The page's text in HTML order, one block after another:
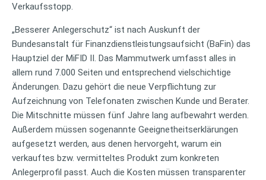
Verkaufsstopp.
„Besserer Anlegerschutz“ ist nach Auskunft der
Bundesanstalt für Finanzdienstleistungsaufsicht (BaFin) das
Hauptziel der MiFID II. Das Mammutwerk umfasst alles in
allem rund 7.000 Seiten und entsprechend vielschichtige
Änderungen. Dazu gehört die neue Verpflichtung zur
Aufzeichnung von Telefonaten zwischen Kunde und Berater.
Die Mitschnitte müssen fünf Jahre lang aufbewahrt werden.
Außerdem müssen sogenannte Geeignetheitserklärungen
aufgesetzt werden, aus denen hervorgeht, warum ein
verkauftes bzw. vermitteltes Produkt zum konkreten
Anlegerprofil passt. Auch die Kosten müssen transparenter